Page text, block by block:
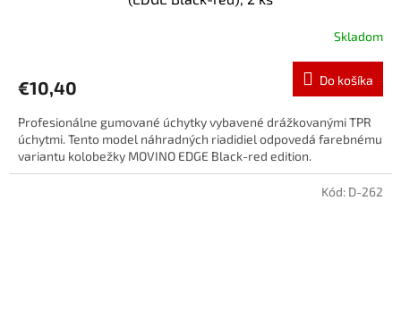
Skladom
€10,40 Do košíka
Profesionálne gumované úchytky vybavené drážkovanými TPR
úchytmi. Tento model náhradných riadidiel odpovedá farebnému
variantu kolobežky MOVINO EDGE Black-red edition.
Kód: D-262